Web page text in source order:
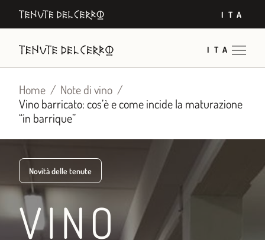
ITA
ITA
Home
Note di vino
Vino barricato: cos’è e come incide la maturazione
“in barrique”
Novità delle tenute
VINO